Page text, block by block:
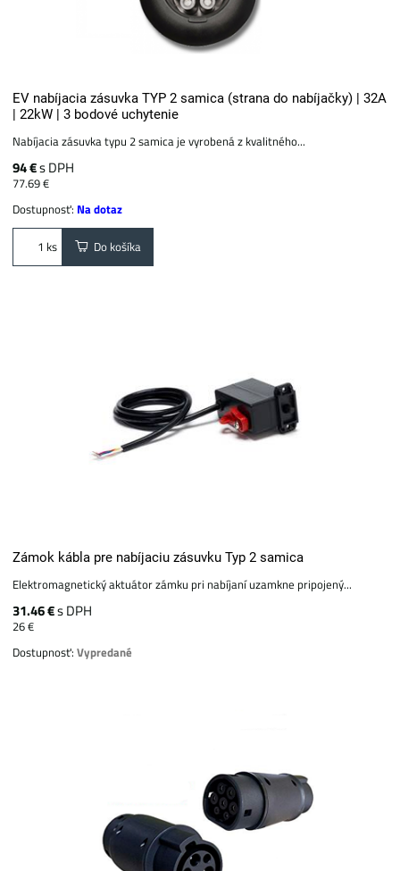
EV nabíjacia zásuvka TYP 2 samica (strana do nabíjačky) | 32A
| 22kW | 3 bodové uchytenie
Nabíjacia zásuvka typu 2 samica je vyrobená z kvalitného...
94 €s DPH
77.69 €
Dostupnosť: Na dotaz
ks Do košíka
Zámok kábla pre nabíjaciu zásuvku Typ 2 samica
Elektromagnetický aktuátor zámku pri nabíjaní uzamkne pripojený...
31.46 €s DPH
26 €
Dostupnosť:Vypredané